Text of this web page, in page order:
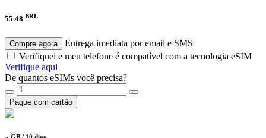
55.48 BRL
Compre agora
Entrega imediata por email e SMS
Verifiquei e meu telefone é compatível com a tecnologia eSIM
Verifique aqui
De quantos eSIMs você precisa?
Pague com cartão